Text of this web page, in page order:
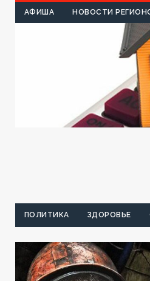
АФИША НОВОСТИ
ПОЛИТИКА ЗДОРОВЬЕ